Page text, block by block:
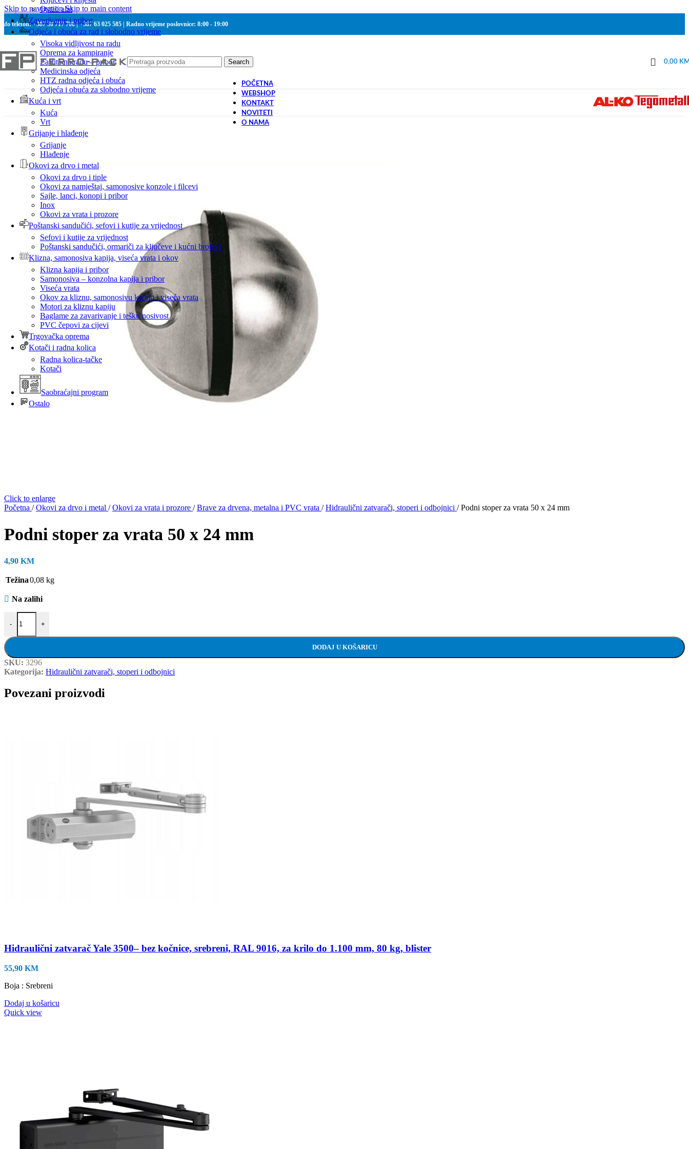
Skip to navigationSkip to main content
telefon: +387 30 717 700 | +387 63 025 585 | Radno vrijeme poslovnice: 8:00 - 19:00
Search 0,00
Ostali alat
Zavarivanje i pribor
Odjeća i obuća za rad i slobodno vrijeme
Visoka vidljivost na radu
Oprema za kampiranje
Zaštita na radu – pribor
Medicinska odjeća
HTZ radna odjeća i obuća
Odjeća i obuća za slobodno vrijeme
Kuća i vrt
Kuća
Vrt
Grijanje i hlađenje
Grijanje
Hlađenje
Okovi za drvo i metal
Okovi za drvo i tiple
Okovi za namještaj, samonosive konzole i filcevi
Sajle, lanci, konopi i pribor
Inox
Okovi za vrata i prozore
Poštanski sandučići, sefovi i kutije za vrijednost
Sefovi i kutije za vrijednost
Poštanski sandučići, ormariči za ključeve i kućni brojevi
Klizna, samonosiva kapija, viseća vrata i okov
Klizna kapija i pribor
Samonosiva – konzolna kapija i pribor
Viseća vrata
Okov za kliznu, samonosivu kapiju i viseća vrata
Motori za kliznu kapiju
Baglame za zavarivanje i tešku nosivost
PVC čepovi za cijevi
Trgovačka oprema
Kotači i radna kolica
Radna kolica-tačke
Kotači
Saobraćajni program
Ostalo
POČETNA
WEBSHOP
KONTAKT
NOVITETI
O NAMA
Click to enlarge
Početna / Okovi za drvo i metal / Okovi za vrata i prozore / Brave za drvena, metalna i PVC vrata / Hidraulični zatvarači, stoperi i odbojnici / Podni stoper za vrata 50 x 24 mm
Podni stoper za vrata 50 x 24 mm
4,90 KM
Težina0,08 kg
Na zalihi
-
Podni stoper za vrata 50 x 24 mm količina
+
DODAJ U KOŠARICU
SKU: 3296
Kategorija: Hidraulični zatvarači, stoperi i odbojnici
Povezani proizvodi
Hidraulični zatvarač Yale 3500– bez kočnice, srebreni, RAL 9016, za krilo do 1.100 mm, 80 kg, blister
55,90 KM
Boja : Srebreni
Dodaj u košaricu
Quick view